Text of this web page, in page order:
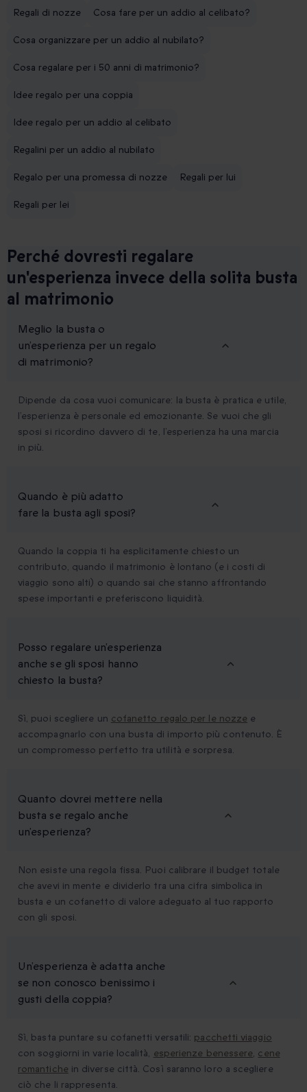
Regali di nozze Cosa fare per un addio al celibato?
Cosa organizzare per un addio al nubilato?
Cosa regalare per i 50 anni di matrimonio?
Idee regalo per una coppia
Idee regalo per un addio al celibato
Regalini per un addio al nubilato
Regalo per una promessa di nozze Regali per lui
Regali per lei
Perché dovresti regalare
un'esperienza invece della solita busta
al matrimonio
Meglio la busta o
un’esperienza per un regalo
di matrimonio?
Dipende da cosa vuoi comunicare: la busta è pratica e utile,
l’esperienza è personale ed emozionante. Se vuoi che gli
sposi si ricordino davvero di te, l’esperienza ha una marcia
in più.
Quando è più adatto
fare la busta agli sposi?
Quando la coppia ti ha esplicitamente chiesto un
contributo, quando il matrimonio è lontano (e i costi di
viaggio sono alti) o quando sai che stanno affrontando
spese importanti e preferiscono liquidità.
Posso regalare un’esperienza
anche se gli sposi hanno
chiesto la busta?
Sì, puoi scegliere un cofanetto regalo per le nozze e
accompagnarlo con una busta di importo più contenuto. È
un compromesso perfetto tra utilità e sorpresa.
Quanto dovrei mettere nella
busta se regalo anche
un’esperienza?
Non esiste una regola fissa. Puoi calibrare il budget totale
che avevi in mente e dividerlo tra una cifra simbolica in
busta e un cofanetto di valore adeguato al tuo rapporto
con gli sposi.
Un’esperienza è adatta anche
se non conosco benissimo i
gusti della coppia?
Sì, basta puntare su cofanetti versatili: pacchetti viaggio
con soggiorni in varie località, esperienze benessere, cene
romantiche in diverse città. Così saranno loro a scegliere
ciò che li rappresenta.